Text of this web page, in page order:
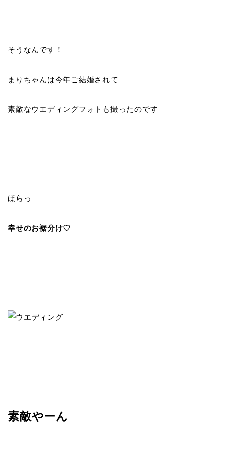
そうなんです！
まりちゃんは今年ご結婚されて
素敵なウエディングフォトも撮ったのです
ほらっ
幸せのお裾分け♡
素敵やーん